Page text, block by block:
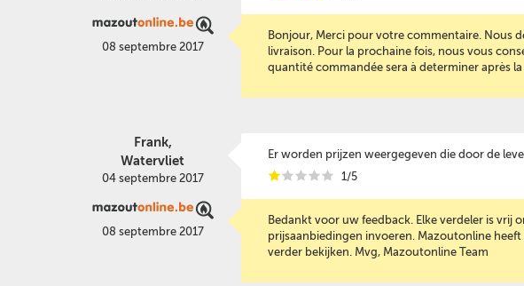
08 septembre 2017
Bonjour, Merci pour votre commentaire. Nous
livraison. Pour la prochaine fois, nous vous
quantité commandée sera à determiner après
Frank,
Watervliet
04 septembre 2017
Er worden prijzen weergegeven die door de
iiiii 1/5
08 septembre 2017
Bedankt voor uw feedback. Elke verdeler is vrij
prijsaanbiedingen invoeren. Mazoutonline
verder bekijken. Mvg, Mazoutonline Team